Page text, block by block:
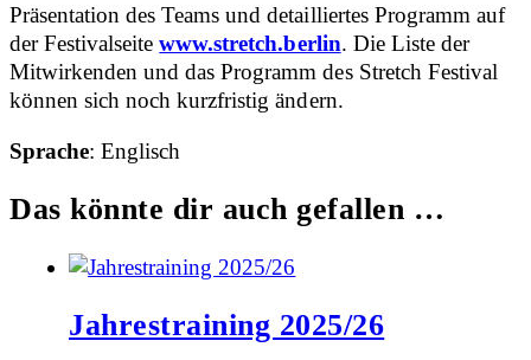
Präsentation des Teams und detailliertes Programm auf
der Festivalseitewww.stretch.berlin. Die Liste der
Mitwirkenden und das Programm des Stretch Festival
können sich noch kurzfristig ändern.
Sprache: Englisch
Das könnte dir auch gefallen …
Jahrestraining 2025/26